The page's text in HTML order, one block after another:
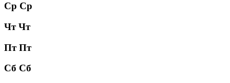
Ср Ср
ЧтЧт
ПтПт
Сб Сб